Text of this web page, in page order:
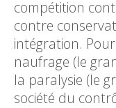
compétition
contre
intégration.
naufrage (le
la paralysie (le
société du